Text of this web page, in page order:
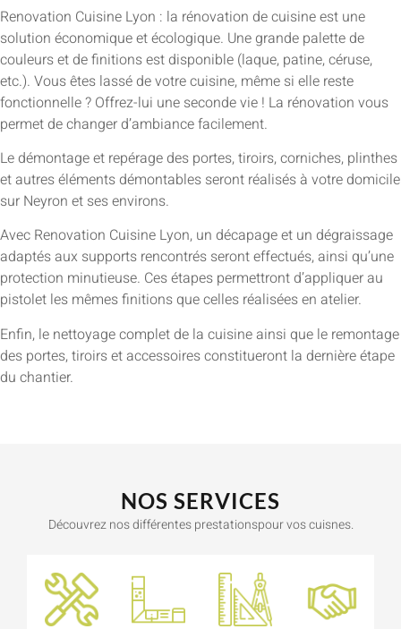
Renovation Cuisine Lyon : la rénovation de cuisine est une
solution économique et écologique. Une grande palette de
couleurs et de finitions est disponible (laque, patine, céruse,
etc.). Vous êtes lassé de votre cuisine, même si elle reste
fonctionnelle ? Offrez-lui une seconde vie ! La rénovation vous
permet de changer d’ambiance facilement.
Le démontage et repérage des portes, tiroirs, corniches, plinthes
et autres éléments démontables seront réalisés à votre domicile
sur Neyron et ses environs.
Avec Renovation Cuisine Lyon, un décapage et un dégraissage
adaptés aux supports rencontrés seront effectués, ainsi qu’une
protection minutieuse. Ces étapes permettront d’appliquer au
pistolet les mêmes finitions que celles réalisées en atelier.
Enfin, le nettoyage complet de la cuisine ainsi que le remontage
des portes, tiroirs et accessoires constitueront la dernière étape
du chantier.
NOS SERVICES
Découvrez nos différentes prestationspour vos cuisnes.